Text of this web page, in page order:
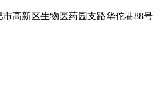
高新区生物医药园支路华佗巷88号